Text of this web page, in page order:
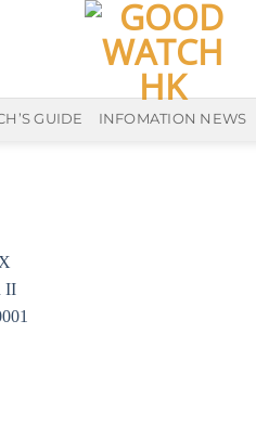
GUIDE INFOMATION NEWS